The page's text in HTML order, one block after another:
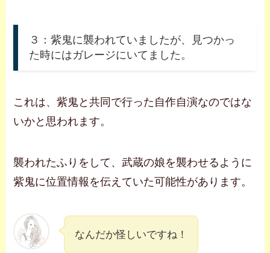
３：紫鬼に襲われていましたが、見つかっ
た時にはガレージにいてました。
これは、紫鬼と共同で行った自作自演なのではな
いかと思われます。
襲われたふりをして、武蔵の娘を襲わせるように
紫鬼に位置情報を伝えていた可能性があります。
なんだか怪しいですね！